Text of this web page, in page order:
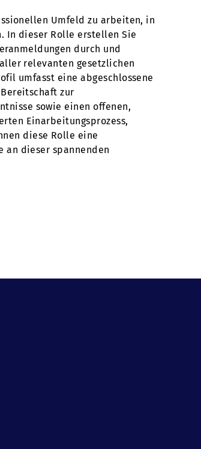
Umfeld zu arbeiten, in
In dieser Rolle erstellen Sie
durch und
relevanten gesetzlichen
umfasst eine abgeschlossene
zur
sowie einen offenen,
Einarbeitungsprozess,
diese Rolle eine
an dieser spannenden